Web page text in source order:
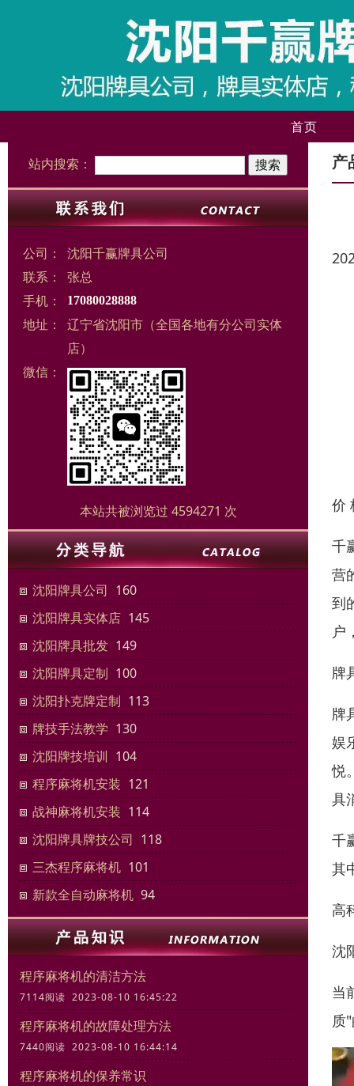
首页
站内搜索：
公司：
沈阳千赢牌具公司
联系：
张总
手机：
17080028888
地址：
辽宁省沈阳市（全国各地有分公司实体
店）
微信：
本站共被浏览过 4594271 次
沈阳牌具公司 160
沈阳牌具实体店 145
沈阳牌具批发 149
沈阳牌具定制 100
沈阳扑克牌定制 113
牌技手法教学 130
沈阳牌技培训 104
程序麻将机安装 121
战神麻将机安装 114
沈阳牌具牌技公司 118
三杰程序麻将机 101
新款全自动麻将机 94
程序麻将机的清洁方法
7114阅读 2023-08-10 16:45:22
程序麻将机的故障处理方法
7440阅读 2023-08-10 16:44:14
程序麻将机的保养常识
产
价
千
营
到
户
牌
牌
娱
悦
具
千
其
高
沈
当
质